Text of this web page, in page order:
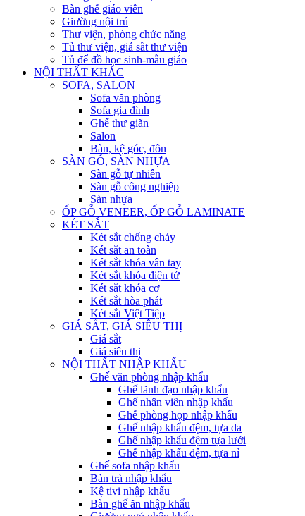
Bàn ghế giáo viên
Giường nội trú
Thư viện, phòng chức năng
Tủ thư viện, giá sắt thư viện
Tủ để đồ học sinh-mẫu giáo
NỘI THẤT KHÁC
SOFA, SALON
Sofa văn phòng
Sofa gia đình
Ghế thư giãn
Salon
Bàn, kệ góc, đôn
SÀN GỖ, SÀN NHỰA
Sàn gỗ tự nhiên
Sàn gỗ công nghiệp
Sàn nhựa
ỐP GỖ VENEER, ỐP GỖ LAMINATE
KÉT SẮT
Két sắt chống cháy
Két sắt an toàn
Két sắt khóa vân tay
Két sắt khóa điện tử
Két sắt khóa cơ
Két sắt hòa phát
Két sắt Việt Tiệp
GIÁ SẮT, GIÁ SIÊU THỊ
Giá sắt
Giá siêu thị
NỘI THẤT NHẬP KHẨU
Ghế văn phòng nhập khẩu
Ghế lãnh đạo nhập khẩu
Ghế nhân viên nhập khẩu
Ghế phòng họp nhập khẩu
Ghế nhập khẩu đệm, tựa da
Ghế nhập khẩu đệm tựa lưới
Ghế nhập khẩu đệm, tựa nỉ
Ghế sofa nhập khẩu
Bàn trà nhập khẩu
Kệ tivi nhập khẩu
Bàn ghế ăn nhập khẩu